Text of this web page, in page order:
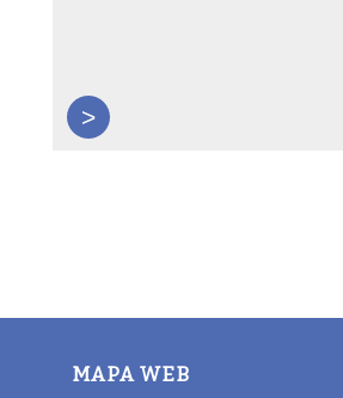
>
MAPA WEB